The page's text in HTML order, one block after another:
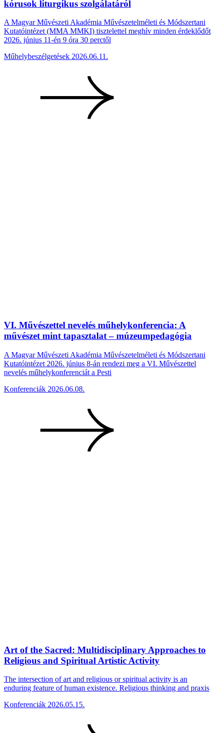
kórusok liturgikus szolgálatáról
A Magyar Művészeti Akadémia Művészetelméleti és Módszertani
Kutatóintézet (MMA MMKI) tisztelettel meghív minden érdeklődőt
2026. június 11-én 9 óra 30 perctől
Műhelybeszélgetések 2026.06.11.
VI. Művészettel nevelés műhelykonferencia: A
művészet mint tapasztalat – múzeumpedagógia
A Magyar Művészeti Akadémia Művészetelméleti és Módszertani
Kutatóintézet 2026. június 8-án rendezi meg a VI. Művészettel
nevelés műhelykonferenciát a Pesti
Konferenciák 2026.06.08.
Art of the Sacred: Multidisciplinary Approaches to
Religious and Spiritual Artistic Activity
The intersection of art and religious or spiritual activity is an
enduring feature of human existence. Religious thinking and praxis
Konferenciák 2026.05.15.